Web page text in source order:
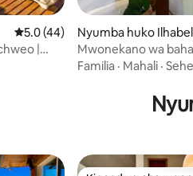
Ukadiriaji wa wastani wa 5.0 kati
5.0 (44)
|
Nyumba huko
Mwonekano wa
Familia · Mahali ·